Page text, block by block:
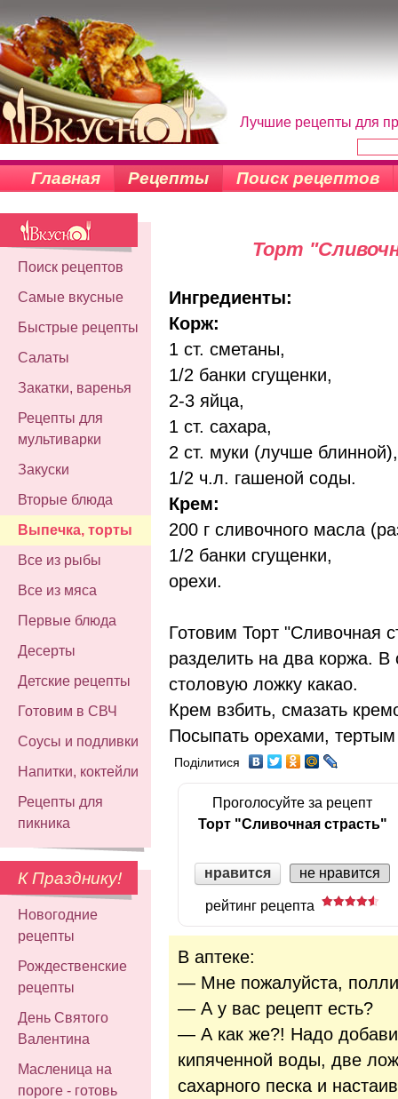
Лучшие рецепты для
Главная Рецепты Поиск рецептов
Поиск рецептов
Самые вкусные
Быстрые рецепты
Салаты
Закатки, варенья
Рецепты для
мультиварки
Закуски
Вторые блюда
Выпечка, торты
Все из рыбы
Все из мяса
Первые блюда
Десерты
Детские рецепты
Готовим в СВЧ
Соусы и подливки
Напитки, коктейли
Рецепты для
пикника
К Празднику!
Новогодние
рецепты
Рождественские
рецепты
День Святого
Валентина
Масленица на
пороге - готовь
Торт
Ингредиенты:
Корж:
1 ст. сметаны,
1/2 банки сгущенки,
2-3 яйца,
1 ст. сахара,
2 ст. муки (лучше блинной),
1/2 ч.л. гашеной соды.
Крем:
200 г сливочного масла
1/2 банки сгущенки,
орехи.
Готовим Торт "Сливочная
разделить на два коржа.
столовую ложку какао.
Крем взбить, смазать
Посыпать орехами,
Поділитися
Проголосуйте за рецепт
Торт "Сливочная страсть"
нравится не нравится
рейтинг рецепта
В аптеке:
— Мне пожалуйста,
— А у вас рецепт есть?
— А как же?! Надо
кипяченной воды, две
сахарного песка и